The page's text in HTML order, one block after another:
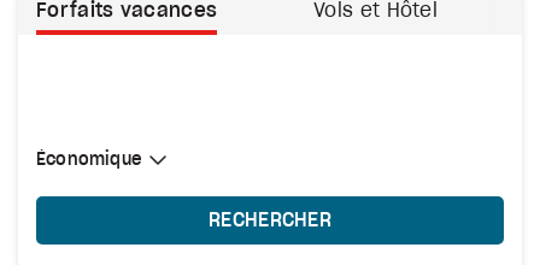
Forfaits vacances Vols et Hôtel
Sélectionner une cabine
Économique
Économique
RECHERCHER